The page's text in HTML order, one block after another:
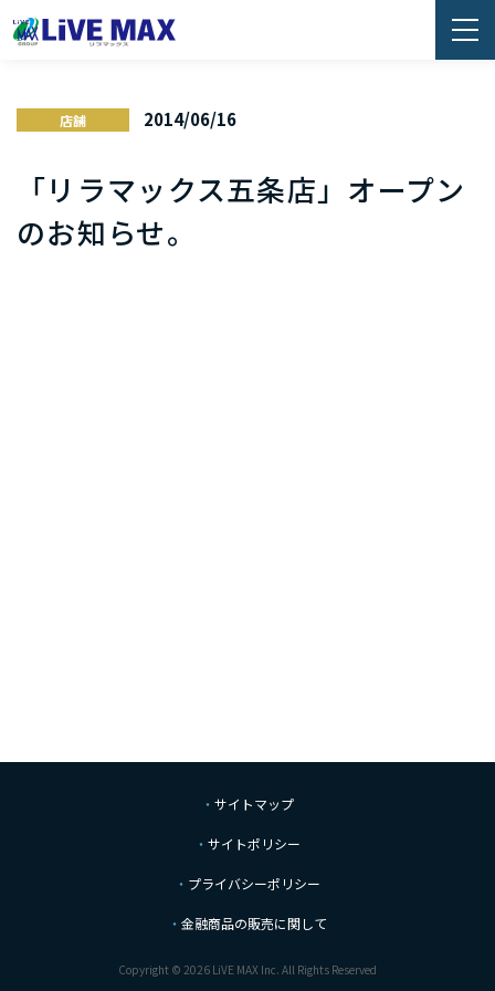
店舗 2014/06/16
「リラマックス五条店」オープン
のお知らせ。
サイトマップ
サイトポリシー
プライバシーポリシー
金融商品の販売に関して
Copyright © 2026 LiVE MAX Inc. All Rights Reserved